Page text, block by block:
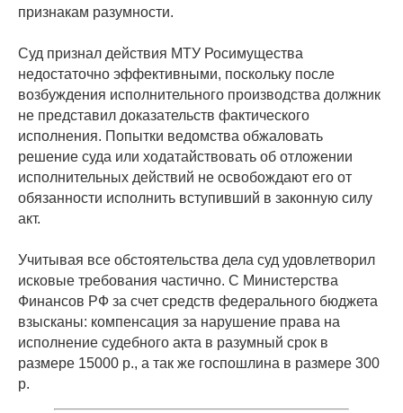
признакам разумности.
Суд признал действия МТУ Росимущества
недостаточно эффективными, поскольку после
возбуждения исполнительного производства должник
не представил доказательств фактического
исполнения. Попытки ведомства обжаловать
решение суда или ходатайствовать об отложении
исполнительных действий не освобождают его от
обязанности исполнить вступивший в законную силу
акт.
Учитывая все обстоятельства дела суд удовлетворил
исковые требования частично. С Министерства
Финансов РФ за счет средств федерального бюджета
взысканы: компенсация за нарушение права на
исполнение судебного акта в разумный срок в
размере 15000 р., а так же госпошлина в размере 300
р.